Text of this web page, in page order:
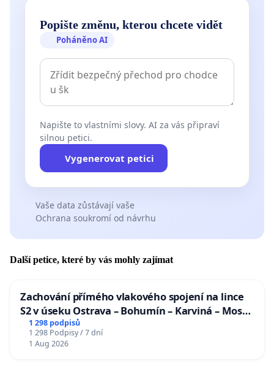
Popište změnu, kterou chcete vidět
Poháněno AI
Napište to vlastními slovy. AI za vás připraví
silnou petici.
Vygenerovat petici
Vaše data zůstávají vaše
Ochrana soukromí od návrhu
Další petice, které by vás mohly zajímat
Zachování přímého vlakového spojení na lince
S2 v úseku Ostrava – Bohumín – Karviná – Mosty
u Jablunkova
1 298 podpisů
1 298 Podpisy / 7 dní
1 Aug 2026